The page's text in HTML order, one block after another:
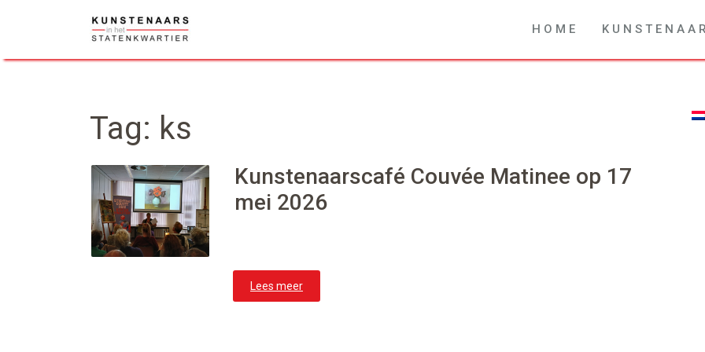
H O M E K U N S T E N A A
Tag: ks
Kunstenaarscafé Couvée Matinee op 17
mei 2026
Lees meer